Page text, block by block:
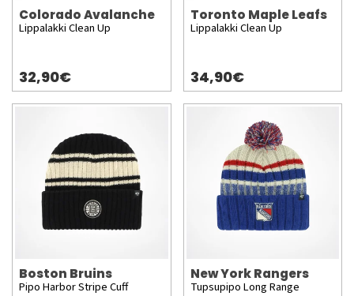
Colorado Avalanche
Lippalakki Clean Up
32,90€
Toronto Maple Leafs
Lippalakki Clean Up
34,90€
Boston Bruins
Pipo Harbor Stripe Cuff
New York Rangers
Tupsupipo Long Range